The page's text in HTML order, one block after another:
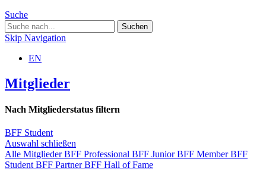
Suche
Skip Navigation
EN
Mitglieder
Nach Mitgliederstatus filtern
BFF Student
Auswahl schließen
Alle MitgliederBFF Professional BFF JuniorBFF MemberBFF
Student BFF PartnerBFF Hall of Fame